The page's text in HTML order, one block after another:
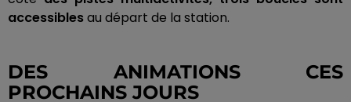
accessiblesau départ de la station.
DES ANIMATIONS CES
PROCHAINS JOURS